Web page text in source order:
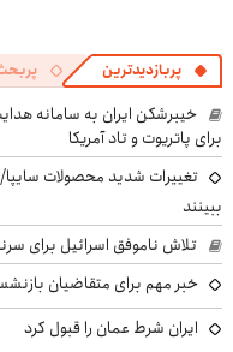
پربازدیدترین
خیبرشکن ایران به سامانه
برای پاتریوت و تاد آمریکا
ببینند
تلاش ناموفق اسرائیل برای
خبر مهم برای متقاضیان بازنشستگی: این
ایران شرط عمان را قبول کرد